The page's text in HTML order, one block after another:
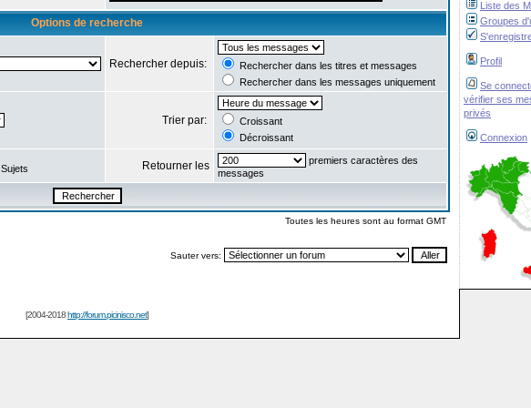
Liste des
Groupes
Profil
Se
vérifier ses
privés
Connexion
Options de recherche
Rechercher depuis:
Rechercher dans les titres et messages
Rechercher dans les messages uniquement
Trier par:
Croissant
Décroissant
Sujets Retourner les
premiers caractères des
messages
Toutes les heures sont au format GMT
Sauter vers:
[2004-2018http://forum.picinisco.net]